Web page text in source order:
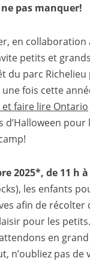
pas manquer!
en collaboration
petits et
du parc
une fois cette
et faire lire Ontario
d’Halloween pour
2025*, de 11 h
les enfants
afin de récolter
pour les
en
n’oubliez pas de